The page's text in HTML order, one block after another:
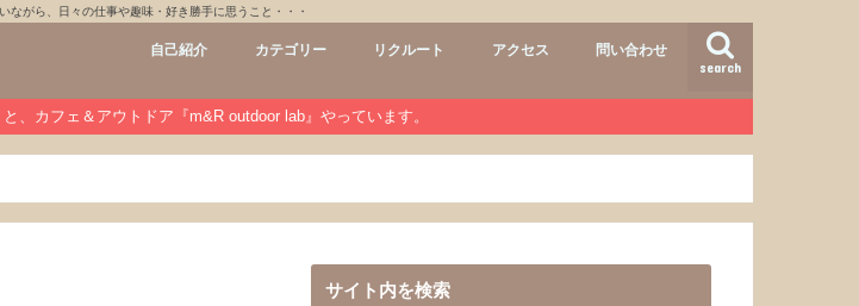
ながら、日々の仕事や趣味・好き勝手に思うこと・・・
search
自己紹介 カテゴリー
GUIDE 3rdhair おすすめメニュー
ヘアースタイル
商品
m&R outdoor lab ワンコ
道具
private 愛犬チョコ
渓流釣り
登山
未分類
リクルート アクセス 問い合わせ
、カフェ＆アウトドア『m&R outdoor lab』やっています。
サイト内を検索